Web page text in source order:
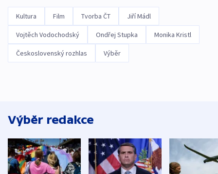
Kultura Film Tvorba ČT Jiří Mádl
Vojtěch Vodochodský Ondřej Stupka Monika Kristl
Československý rozhlas Výběr
Výběr redakce